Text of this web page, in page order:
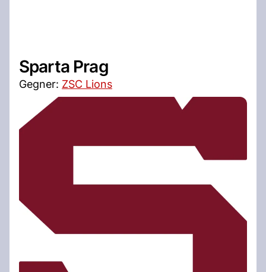
Sparta Prag
Gegner: ZSC Lions